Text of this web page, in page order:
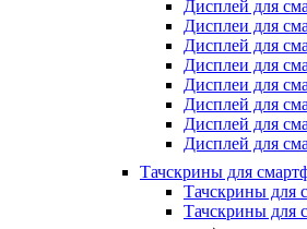
Дисплей для
Дисплеи для
Дисплей для
Дисплеи для
Дисплеи для
Дисплей для
Дисплей для
Дисплей для
Тачскрины для
Тачскрины для
Тачскрины для